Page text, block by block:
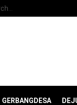
GERBANGDESA